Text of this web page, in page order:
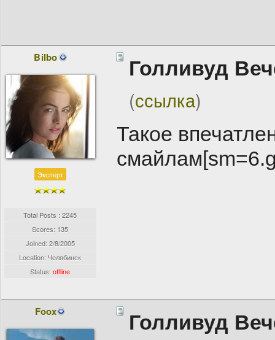
Bilbo
Эксперт
Total Posts : 2245
Scores: 135
Joined: 2/8/2005
Location: Челябинск
Status:offline
Голливуд
(ссылка)
Такое
Foox Голливуд